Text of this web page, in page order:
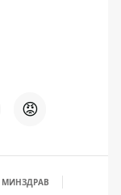
😡
МИНЗДРАВ